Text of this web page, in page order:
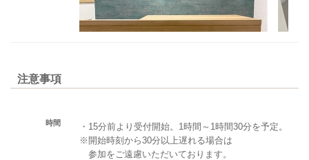
注意事項
時間
・15分前より受付開始。1時間～1時間30分を予定。
※開始時刻から30分以上遅れる場合は
参加をご遠慮いただいております。